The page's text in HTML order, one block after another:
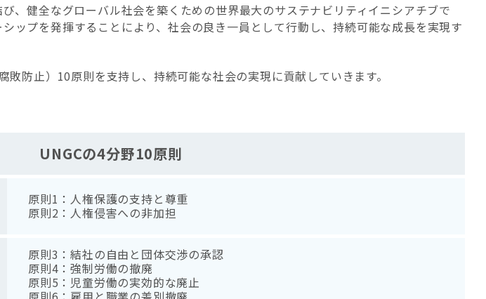
、健全なグローバル社会を築くための世界最大のサステナビリティイニシアチブで
ップを発揮することにより、社会の良き一員として行動し、持続可能な成長を実現す
敗防止） 10原則を支持し、持続可能な社会の実現に貢献していきます。
UNGCの4分野10原則
原則1：人権保護の支持と尊重
原則2：人権侵害への非加担
原則3：結社の自由と団体交渉の承認
原則4：強制労働の撤廃
原則5：児童労働の実効的な廃止